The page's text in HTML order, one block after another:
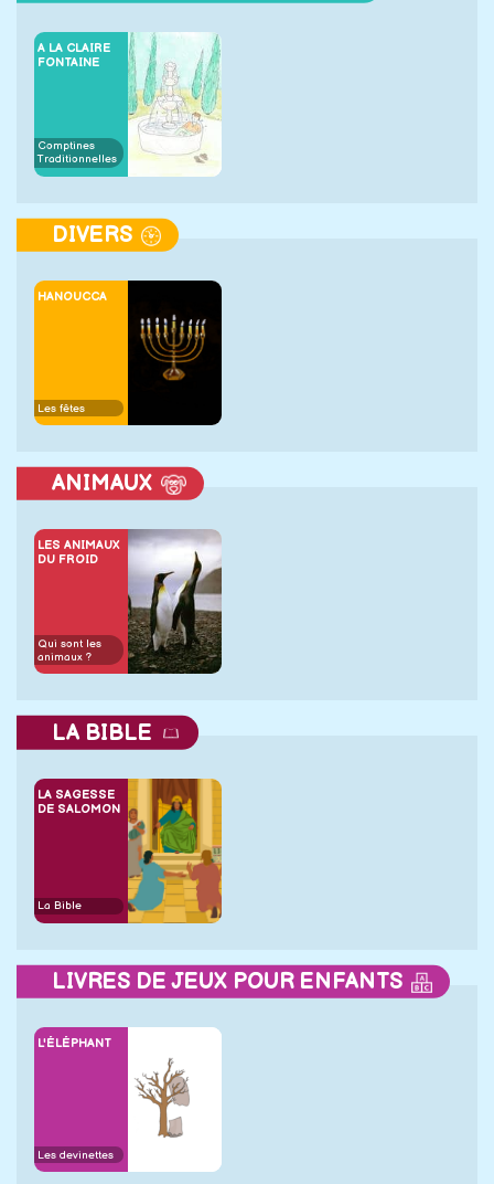
A LA CLAIRE
FONTAINE
Comptines
Traditionnelles
DIVERS
HANOUCCA
Les fêtes
ANIMAUX
LES ANIMAUX
DU FROID
Qui sont les
animaux ?
LA BIBLE
LA SAGESSE
DE SALOMON
La Bible
LIVRES DE JEUX POUR ENFANTS
L'ÉLÉPHANT
Les devinettes